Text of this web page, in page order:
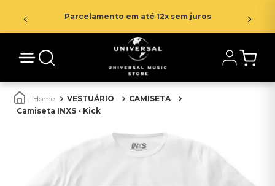
Parcelamento em até 12x sem juros
VESTUÁRIO
CAMISETA
Camiseta INXS - Kick